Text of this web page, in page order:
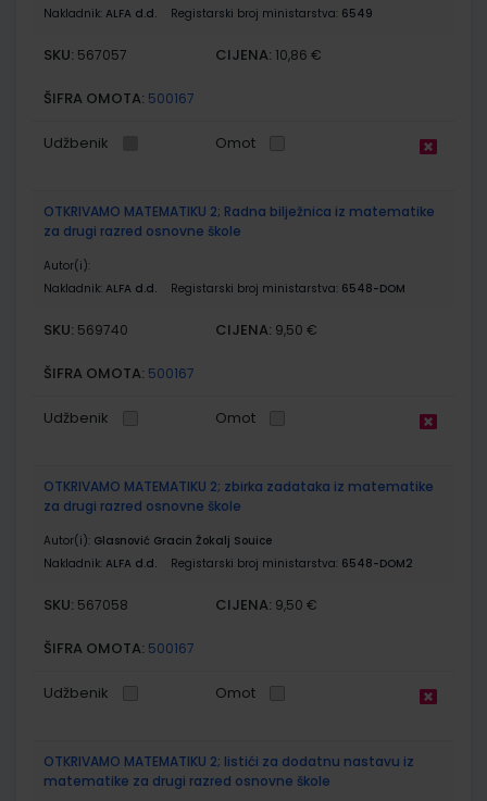
Nakladnik: ALFA d.d. Registarski broj ministarstva: 6549
SKU: 567057 CIJENA: 10,86 €
ŠIFRA OMOTA: 500167
Udžbenik Omot
OTKRIVAMO MATEMATIKU 2; Radna bilježnica iz matematike
za drugi razred osnovne škole
Autor(i):
Nakladnik: ALFA d.d. Registarski broj ministarstva: 6548-DOM
SKU: 569740 CIJENA: 9,50 €
ŠIFRA OMOTA: 500167
Udžbenik Omot
OTKRIVAMO MATEMATIKU 2; zbirka zadataka iz matematike
za drugi razred osnovne škole
Autor(i): Glasnović Gracin Žokalj Souice
Nakladnik: ALFA d.d. Registarski broj ministarstva: 6548-DOM2
SKU: 567058 CIJENA: 9,50 €
ŠIFRA OMOTA: 500167
Udžbenik Omot
OTKRIVAMO MATEMATIKU 2; listići za dodatnu nastavu iz
matematike za drugi razred osnovne škole